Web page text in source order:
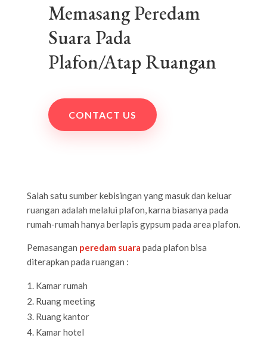
Memasang Peredam
Suara Pada
Plafon/Atap Ruangan
CONTACT US
Salah satu sumber kebisingan yang masuk dan keluar
ruangan adalah melalui plafon, karna biasanya pada
rumah-rumah hanya berlapis gypsum pada area plafon.
Pemasangan peredam suara pada plafon bisa
diterapkan pada ruangan :
Kamar rumah
Ruang meeting
Ruang kantor
Kamar hotel